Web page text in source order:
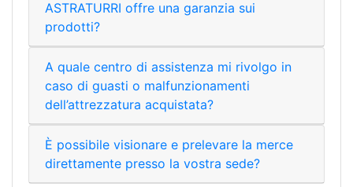
ASTRATURRI offre una garanzia sui
prodotti?
A quale centro di assistenza mi rivolgo in
caso di guasti o malfunzionamenti
dell’attrezzatura acquistata?
È possibile visionare e prelevare la merce
direttamente presso la vostra sede?